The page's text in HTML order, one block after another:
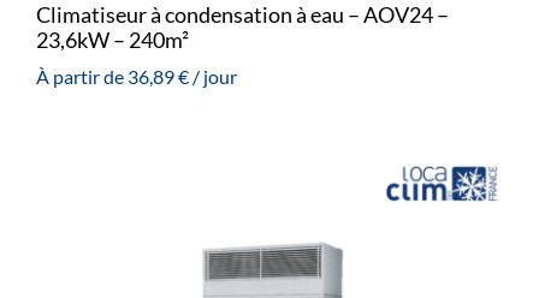
Climatiseur à condensation à eau – AOV24 –
23,6kW – 240m²
À partir de 36,89€/ jour